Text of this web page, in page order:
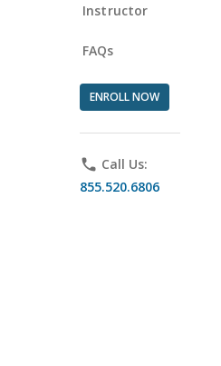
Instructor
FAQs
ENROLL NOW
phone Call Us:
855.520.6806